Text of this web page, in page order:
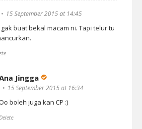
15 September 2015 at 14:45
buat bekal macam ni. Tapi telur tu
Jingga
15 September 2015 at 16:34
boleh juga kan CP :)